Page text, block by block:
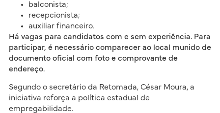
balconista;
recepcionista;
auxiliar financeiro.
Há vagas para candidatos com e sem experiência. Para
participar, é necessário comparecer ao local munido de
documento oficial com foto e comprovante de
endereço.
Segundo o secretário da Retomada, César Moura, a
iniciativa reforça a política estadual de
empregabilidade.